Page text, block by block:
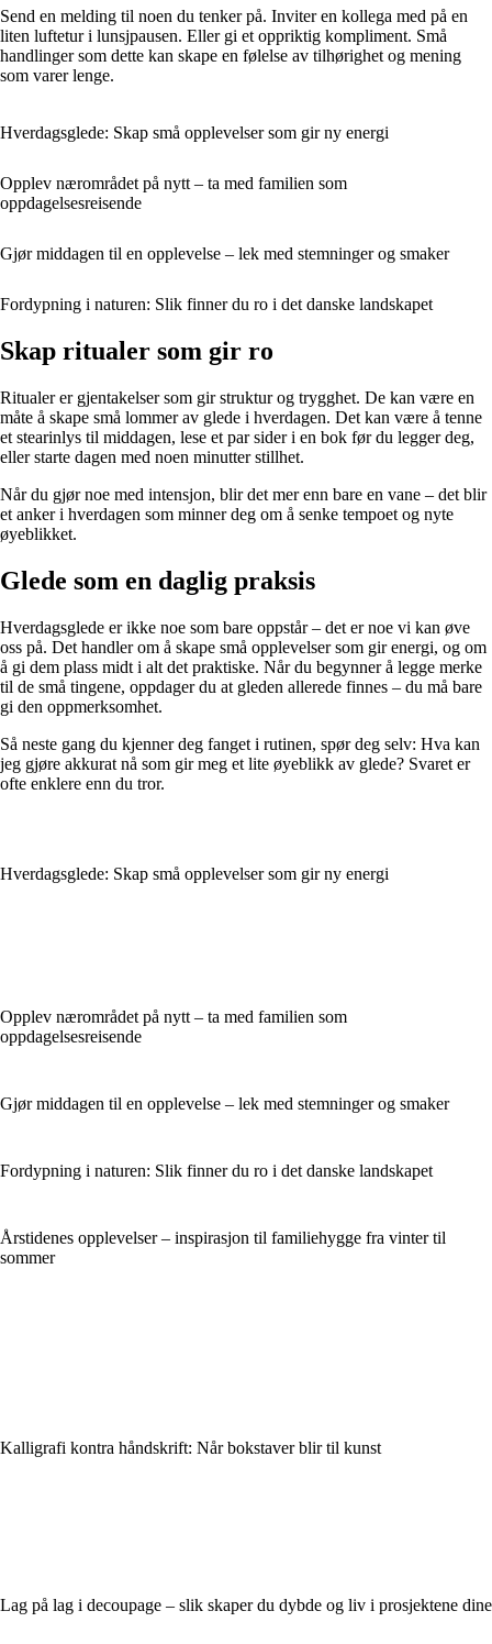
Send en melding til noen du tenker på. Inviter en kollega med på en
liten luftetur i lunsjpausen. Eller gi et oppriktig kompliment. Små
handlinger som dette kan skape en følelse av tilhørighet og mening
som varer lenge.
Hverdagsglede: Skap små opplevelser som gir ny energi
Opplev nærområdet på nytt – ta med familien som
oppdagelsesreisende
Gjør middagen til en opplevelse – lek med stemninger og smaker
Fordypning i naturen: Slik finner du ro i det danske landskapet
Skap ritualer som gir ro
Ritualer er gjentakelser som gir struktur og trygghet. De kan være en
måte å skape små lommer av glede i hverdagen. Det kan være å tenne
et stearinlys til middagen, lese et par sider i en bok før du legger deg,
eller starte dagen med noen minutter stillhet.
Når du gjør noe med intensjon, blir det mer enn bare en vane – det blir
et anker i hverdagen som minner deg om å senke tempoet og nyte
øyeblikket.
Glede som en daglig praksis
Hverdagsglede er ikke noe som bare oppstår – det er noe vi kan øve
oss på. Det handler om å skape små opplevelser som gir energi, og om
å gi dem plass midt i alt det praktiske. Når du begynner å legge merke
til de små tingene, oppdager du at gleden allerede finnes – du må bare
gi den oppmerksomhet.
Så neste gang du kjenner deg fanget i rutinen, spør deg selv: Hva kan
jeg gjøre akkurat nå som gir meg et lite øyeblikk av glede? Svaret er
ofte enklere enn du tror.
Hverdagsglede: Skap små opplevelser som gir ny energi
Opplev nærområdet på nytt – ta med familien som
oppdagelsesreisende
Gjør middagen til en opplevelse – lek med stemninger og smaker
Fordypning i naturen: Slik finner du ro i det danske landskapet
Årstidenes opplevelser – inspirasjon til familiehygge fra vinter til
sommer
Kalligrafi kontra håndskrift: Når bokstaver blir til kunst
Lag på lag i decoupage – slik skaper du dybde og liv i prosjektene dine